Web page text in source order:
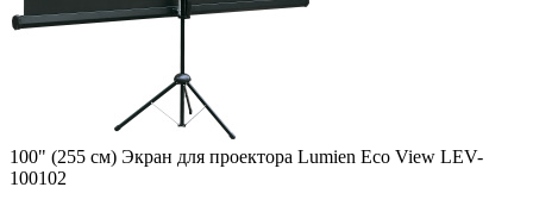
100" (255 см) Экран для проектора Lumien Eco View LEV-
100102